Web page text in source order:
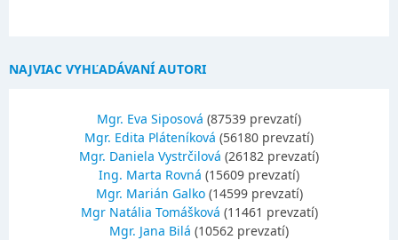
NAJVIAC VYHĽADÁVANÍ AUTORI
Mgr. Eva Siposová (87539 prevzatí)
Mgr. Edita Pláteníková (56180 prevzatí)
Mgr. Daniela Vystrčilová (26182 prevzatí)
Ing. Marta Rovná (15609 prevzatí)
Mgr. Marián Galko(14599 prevzatí)
Mgr Natália Tomášková (11461 prevzatí)
Mgr. Jana Bilá (10562 prevzatí)